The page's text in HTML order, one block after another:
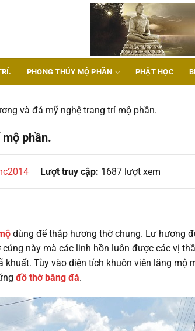
PHONG THỦY MỘ PHẦN PHẬT HỌC
và đá mỹ nghệ trang trí mộ phần.
phần.
Lượt truy cập: 1687 lượt xem
dùng để thắp hương thờ chung. Lư hương
này mà các linh hồn luôn được các vị
Tùy vào diện tích khuôn viên lăng mộ
đồ thờ bằng đá.